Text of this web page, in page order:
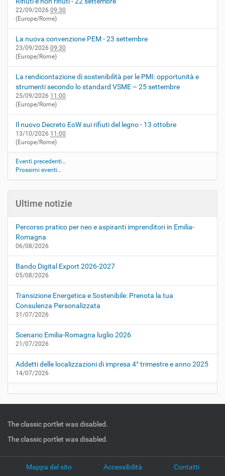
22/09/2026 09:30
(Europe/Rome)
La nuova convenzione PEM - 23 settembre
23/09/2026 09:30
(Europe/Rome)
La rendicontazione di sostenibilità per le PMI: opportunità e
strumenti secondo lo standard VSME – 25 settembre
25/09/2026 11:00
(Europe/Rome)
Il nuovo Decreto EoW sui rifiuti del legno - 13 ottobre
13/10/2026 11:00
(Europe/Rome)
Eventi precedenti…
Prossimi eventi…
Ultime notizie
Percorso pratico per neo e aspiranti imprenditori in Emilia-
Romagna
06/08/2026
Bando Digital Export 2026-2027
05/08/2026
Transizione Energetica e Sostenibile: Prenota la tua
Consulenza Personalizzata
31/07/2026
Scenario Emilia-Romagna luglio 2026
21/07/2026
Addetti delle localizzazioni di impresa 4° trimestre e anno 2025
14/07/2026
The classic portlet was disabled.
The classic portlet was disabled.
Mappa del sito Accessibilità Contatti